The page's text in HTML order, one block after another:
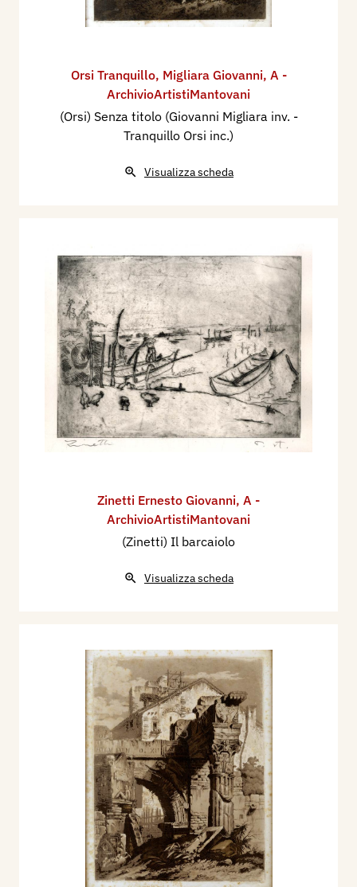
Orsi Tranquillo, Migliara Giovanni, A -
ArchivioArtistiMantovani
(Orsi) Senza titolo (Giovanni Migliara inv. -
Tranquillo Orsi inc.)
Visualizza scheda
Zinetti Ernesto Giovanni, A -
ArchivioArtistiMantovani
(Zinetti) Il barcaiolo
Visualizza scheda